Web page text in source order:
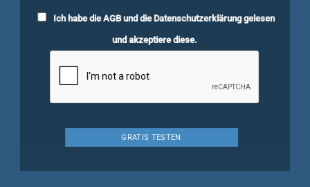
Ich habe dieAGBund die Datenschutzerklärunggelesen
und akzeptiere diese.